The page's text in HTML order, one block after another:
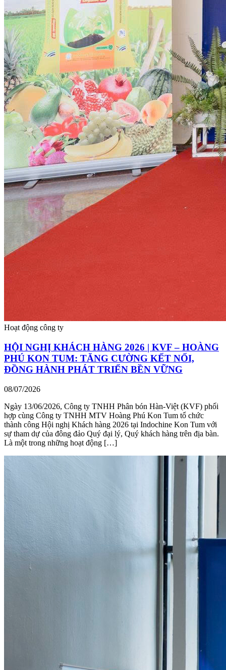
Hoạt động công ty
HỘI NGHỊ KHÁCH HÀNG 2026 | KVF – HOÀNG
PHÚ KON TUM: TĂNG CƯỜNG KẾT NỐI,
ĐỒNG HÀNH PHÁT TRIỂN BỀN VỮNG
08/07/2026
Ngày 13/06/2026, Công ty TNHH Phân bón Hàn-Việt (KVF) phối
hợp cùng Công ty TNHH MTV Hoàng Phú Kon Tum tổ chức
thành công Hội nghị Khách hàng 2026 tại Indochine Kon Tum với
sự tham dự của đông đảo Quý đại lý, Quý khách hàng trên địa bàn.
Là một trong những hoạt động […]